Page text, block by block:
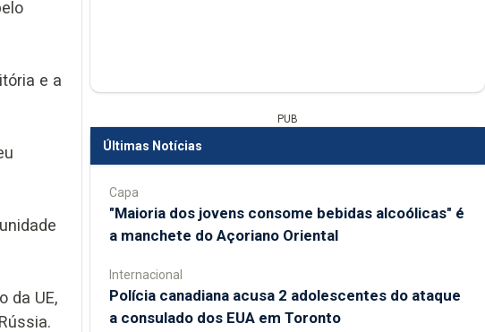
e a
da UE,
PUB
Últimas Notícias
Capa
"Maioria dos jovens consome bebidas alcoólicas" é
a manchete do Açoriano Oriental
Internacional
Polícia canadiana acusa 2 adolescentes do ataque
a consulado dos EUA em Toronto